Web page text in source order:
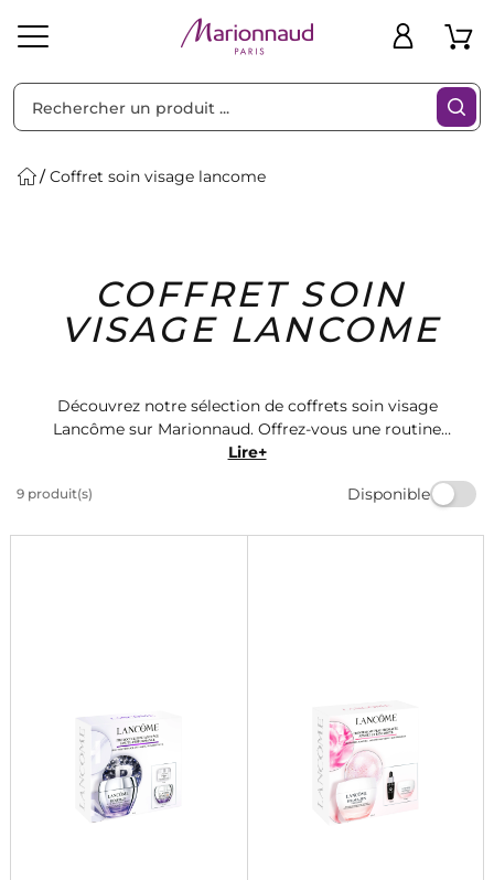
Solaire Homme Marques Idées
Cadeaux
Bons
Plans
Coffret soin visage lancome
COFFRET SOIN
VISAGE LANCOME
Découvrez notre sélection de coffrets soin visage
Lancôme sur Marionnaud. Offrez-vous une routine
beauté complète avec des produits de qualité pour
masques pour tous les types de peau. Faites-vous
Lire+
9 produit(s) Disponible
Filtres